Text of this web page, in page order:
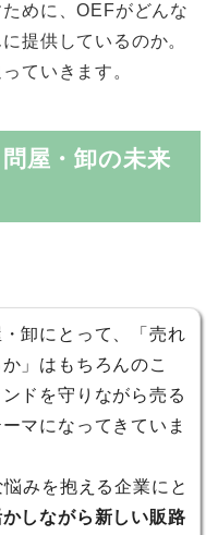
めに、OEFがどんな
提供しているのか。
ていきます。
屋・卸の未来
卸にとって、「売れ
」はもちろんのこ
ドを守りながら売る
マになってきていま
みを抱える企業にと
しながら新しい販路